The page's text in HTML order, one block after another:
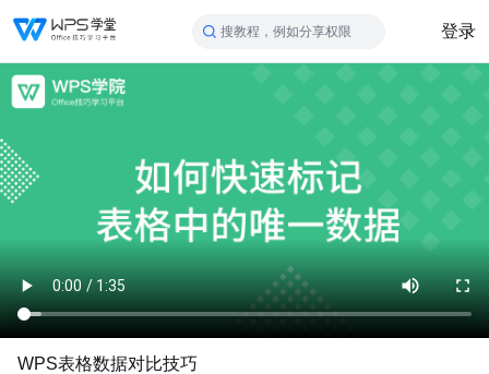
搜教程，例如分享权限 登录
WPS表格数据对比技巧